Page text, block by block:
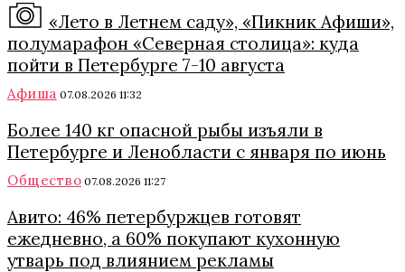
«Лето в Летнем саду», «Пикник Афиши»,
полумарафон «Северная столица»: куда
пойти в Петербурге 7-10 августа
Афиша 07.08.2026 11:32
Более 140 кг опасной рыбы изъяли в
Петербурге и Ленобласти с января по июнь
Общество 07.08.2026 11:27
Авито: 46% петербуржцев готовят
ежедневно, а 60% покупают кухонную
утварь под влиянием рекламы